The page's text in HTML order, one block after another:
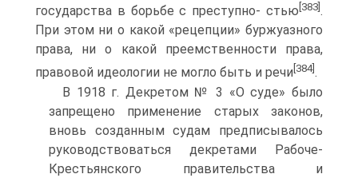
государства в борьбе с преступно- стью [383] .
При этом ни о какой «рецепции» буржуазного
права, ни о какой преемственности права,
правовой идеологии не могло быть и речи [384].
В 1918 г. Декретом № 3 «О суде» было
запрещено применение старых законов,
вновь созданным судам предписывалось
руководствоваться декретами Рабоче-
Крестьянского правительства и